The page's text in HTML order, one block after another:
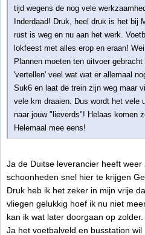
tijd wegens de nog vele
Inderdaad! Druk, heel druk is het bij
rust is weg en nu aan het werk.
lokfeest met alles erop en eraan!
Plannen moeten ten uitvoer
'vertellen' veel wat wat er allemaal
Suk6 en laat de trein zijn weg maar
vele km draaien. Dus wordt het vele
naar jouw "lieverds"! Helaas komen
Helemaal mee eens!
Ja de Duitse leverancier heeft
schoonheden snel hier te krijgen
Druk heb ik het zeker in mijn vrije
vliegen gelukkig hoef ik nu niet
kan ik wat later doorgaan op zolder.
Ja het voetbalveld en busstation